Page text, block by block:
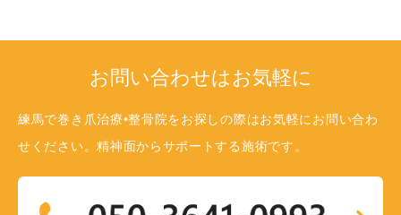
お問い合わせはお気軽に
練馬で巻き爪治療•整骨院をお探しの際はお気軽にお問い合わ
せください。精神面からサポートする施術です。